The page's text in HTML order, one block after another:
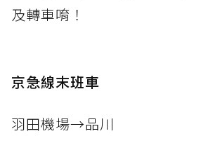
及轉車唷！
京急線末班車
羽田機場→品川